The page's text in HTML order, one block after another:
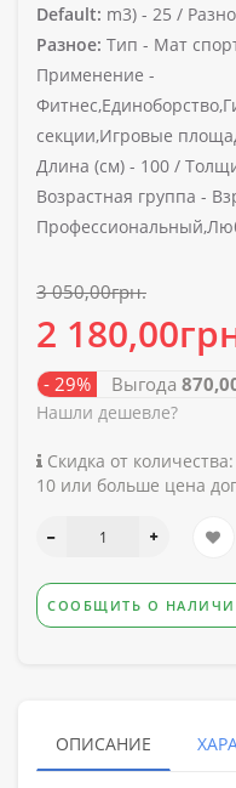
Default: m3) - 25 /
Разное: Тип - Мат
Применение -
секции,Игровые
Длина (см) - 100 /
Возрастная группа -
3 050,00грн.
2
- 29% Выгода
Нашли дешевле?
Скидка от количества:
10 или больше цена
СООБЩИТЬ О
ОПИСАНИЕ